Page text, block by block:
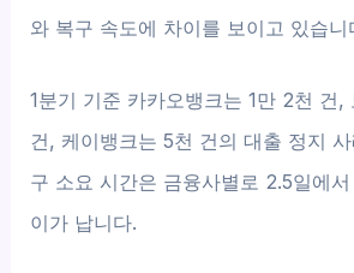
와 복구 속도에 차이를 보이고 있습니
1분기 기준 카카오뱅크는 1만 2천 건,
건, 케이뱅크는 5천 건의 대출 정지
구 소요 시간은 금융사별로 2.5일에
이가 납니다.